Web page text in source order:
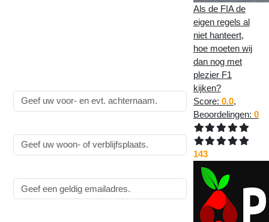
Als de FIA de
eigen regels al
niet hanteert,
hoe moeten wij
dan nog met
plezier F1
kijken?
Score: 0.0,
Beoordelingen: 0
143